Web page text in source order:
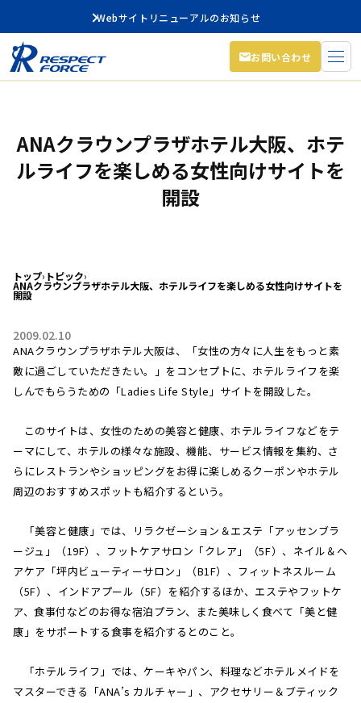
Webサイトリニューアルのお知らせ
お問い合わせ
ANAクラウンプラザホテル大阪、ホテ
ルライフを楽しめる女性向けサイトを
開設
トップ› トピック›
ANAクラウンプラザホテル大阪、ホテルライフを楽しめる女性向けサイトを
開設
2009.02.10
ANAクラウンプラザホテル大阪は、「女性の方々に人生をもっと素
敵に過ごしていただきたい。」をコンセプトに、ホテルライフを楽
しんでもらうための「Ladies Life Style」サイトを開設した。
このサイトは、女性のための美容と健康、ホテルライフなどをテ
ーマにして、ホテルの様々な施設、機能、サービス情報を集約、さ
らにレストランやショッピングをお得に楽しめるクーポンやホテル
周辺のおすすめスポットも紹介するという。
「美容と健康」では、リラクゼーション＆エステ「アッセンブラ
ージュ」（19F）、フットケアサロン「クレア」（5F）、ネイル＆ヘ
アケア「坪内ビューティーサロン」（B1F）、フィットネスルーム
（5F）、インドアプール（5F）を紹介するほか、エステやフットケ
ア、食事付などのお得な宿泊プラン、また美味しく食べて「美と健
康」をサポートする食事を紹介するとのこと。
「ホテルライフ」では、ケーキやパン、料理などホテルメイドを
マスターできる「ANA’s カルチャー」、アクセサリー＆ブティック